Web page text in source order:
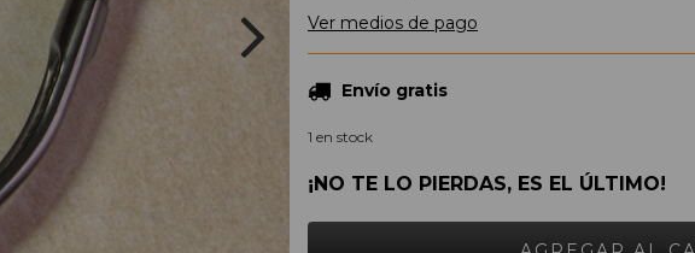
Ver medios de pago
Envío gratis
1 en stock
¡NO TE LO PIERDAS, ES EL ÚLTIMO!